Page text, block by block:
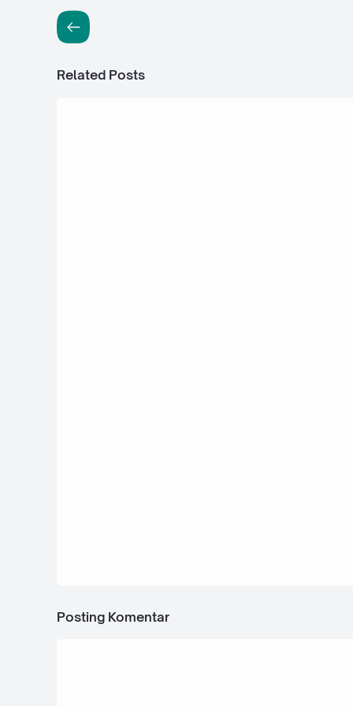
Related Posts
Posting Komentar